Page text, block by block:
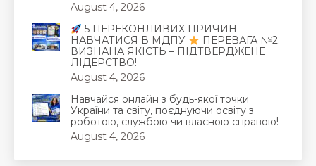
August 4, 2026
5 ПЕРЕКОНЛИВИХ ПРИЧИН
НАВЧАТИСЯ В МДПУ
ПЕРЕВАГА №2.
ВИЗНАНА ЯКІСТЬ – ПІДТВЕРДЖЕНЕ
ЛІДЕРСТВО!
August 4, 2026
Навчайся онлайн з будь-якої точки
України та світу, поєднуючи освіту з
роботою, службою чи власною справою!
August 4, 2026